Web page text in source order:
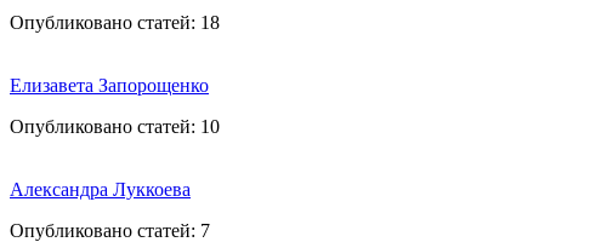
Опубликовано статей: 18
Елизавета Запорощенко
Опубликовано статей: 10
Александра Луккоева
Опубликовано статей: 7